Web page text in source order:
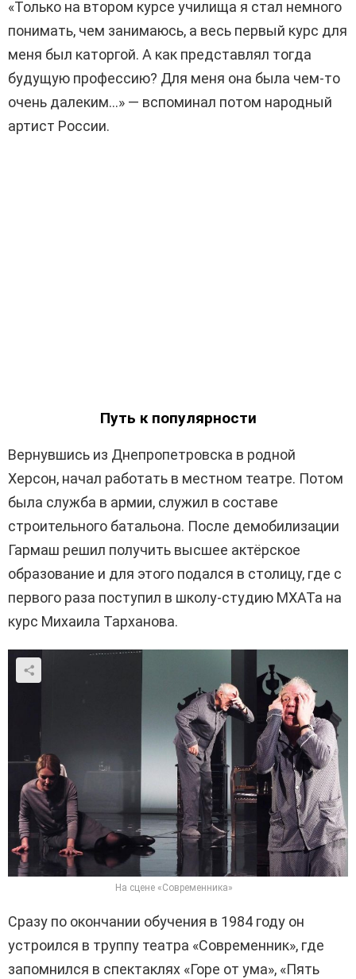
«Только на втором курсе училища я стал немного
понимать, чем занимаюсь, а весь первый курс для
меня был каторгой. А как представлял тогда
будущую профессию? Для меня она была чем-то
очень далеким…» — вспоминал потом народный
артист России.
Путь к популярности
Вернувшись из Днепропетровска в родной
Херсон, начал работать в местном театре. Потом
была служба в армии, служил в составе
строительного батальона. После демобилизации
Гармаш решил получить высшее актёрское
образование и для этого подался в столицу, где с
первого раза поступил в школу-студию МХАТа на
курс Михаила Тарханова.
На сцене «Современника»
Сразу по окончании обучения в 1984 году он
устроился в труппу театра «Современник», где
запомнился в спектаклях «Горе от ума», «Пять